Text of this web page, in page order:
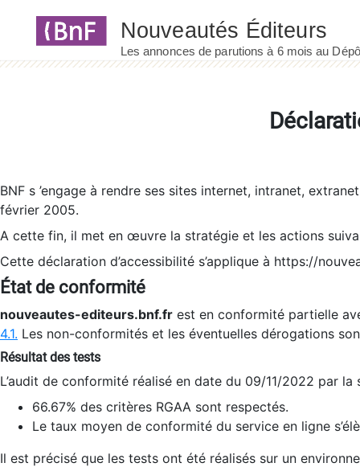
BNF s ’engage à rendre ses sites internet, intranet,
février 2005.
A cette fin, il met en œuvre la stratégie et les actions
Cette déclaration d’accessibilité s’applique à https://
État de conformité
nouveautes-editeurs.bnf.fr est en conformité partielle
4.1. Les non-conformités et les éventuelles dérogations
Résultat des tests
L’audit de conformité réalisé en date du 09/11/2022 par
66.67% des critères RGAA sont respectés.
Le taux moyen de conformité du service en ligne
Il est précisé que les tests ont été réalisés sur un